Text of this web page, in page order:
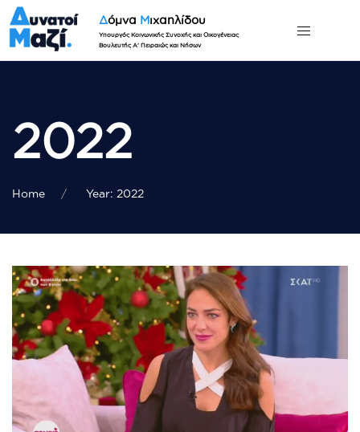
Δόμνα Μιχαηλίδου
Υπουργός Κοινωνικής Συνοχής και Οικογένειας
Βουλευτής Α' Πειραιώς και Νήσων
2022
Home Year: 2022